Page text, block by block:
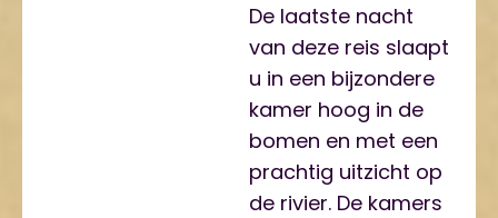
De laatste nacht
van deze reis slaapt
u in een bijzondere
kamer hoog in de
bomen en met een
prachtig uitzicht op
de rivier. De kamers